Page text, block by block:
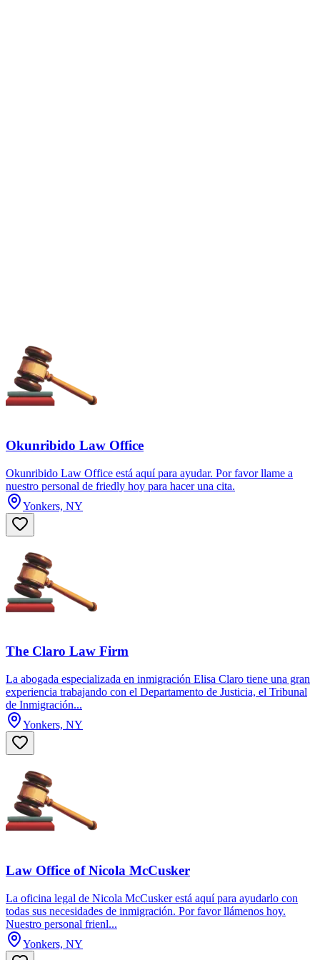
Okunribido Law Office
Okunribido Law Office está aquí para ayudar. Por favor llame a
nuestro personal de friedly hoy para hacer una cita.
Yonkers, NY
The Claro Law Firm
La abogada especializada en inmigración Elisa Claro tiene una gran
experiencia trabajando con el Departamento de Justicia, el Tribunal
de Inmigración...
Yonkers, NY
Law Office of Nicola McCusker
La oficina legal de Nicola McCusker está aquí para ayudarlo con
todas sus necesidades de inmigración. Por favor llámenos hoy.
Nuestro personal frienl...
Yonkers, NY